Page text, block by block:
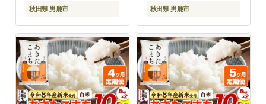
秋田県 男鹿市 秋田県 男鹿市